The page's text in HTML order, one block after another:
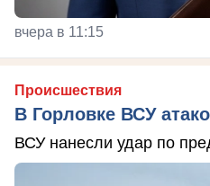
вчера в 11:15
Происшествия
В Горловке ВСУ
ВСУ нанесли удар по